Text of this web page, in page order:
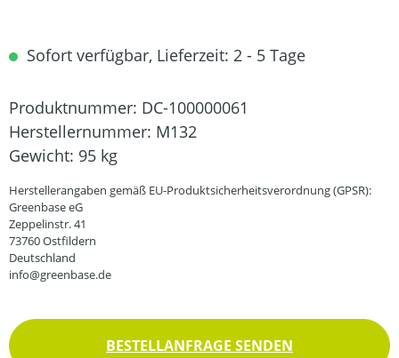
Sofort verfügbar, Lieferzeit: 2 - 5 Tage
Produktnummer: DC-100000061
Herstellernummer: M132
Gewicht: 95 kg
Herstellerangaben gemäß EU-Produktsicherheitsverordnung (GPSR):
Greenbase eG
Zeppelinstr. 41
73760 Ostfildern
Deutschland
info@greenbase.de
BESTELLANFRAGE SENDEN